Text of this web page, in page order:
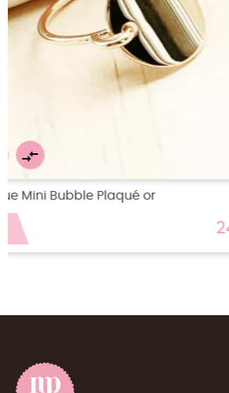
Bague Pop Martelée Plaqué or